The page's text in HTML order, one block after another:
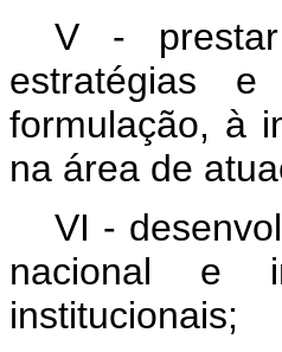
V - prestar
estratégias
formulação, à
na área de
VI -
nacional e
institucionais;